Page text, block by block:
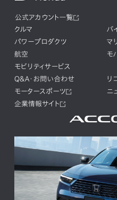
2025.8.7
「HSR九州」の
チケット情報
2025.8.7
HSR九州
「HSR九州」のプログラム一
新潟市産業振興
ト情報
を更新しました。
2025.7.4 HSR九州
「Enjoy Honda 2025 HSR九
ました。
公式アカウント一覧
クルマ
バ
パワープロダクツ
マ
航空
モ
モビリティサービス
Q&A・お問い合わせ
リ
モータースポーツ
ニ
企業情報サイト